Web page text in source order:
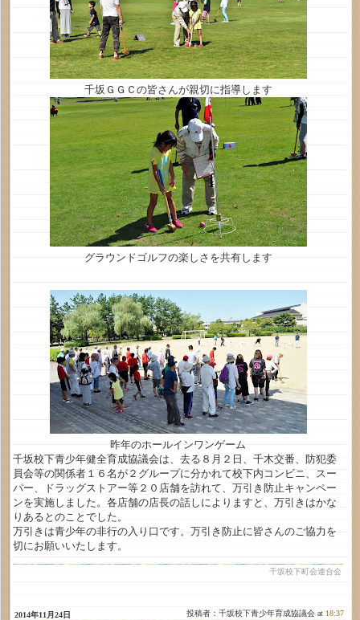
千坂ＧＧＣの皆さんが親切に指導します
グラウンドゴルフの楽しさを共有します
昨年のホールインワンゲーム
千坂校下青少年健全育成協議会は、去る８月２日、千木交番、防犯委
員会等の関係者１６名が２グループに分かれて校下内コンビニ、スー
パー、ドラッグストアー等２０店舗を訪れて、万引き防止キャンペー
ンを実施しました。各店舗の店長の話しによりますと、万引きはかな
りあるとのことでした。
万引きは青少年の非行の入り口です。万引き防止に皆さんのご協力を
切にお願いいたします。
千坂校下町会連合会
2014年11月24日 投稿者：千坂校下青少年育成協議会 at 18:37